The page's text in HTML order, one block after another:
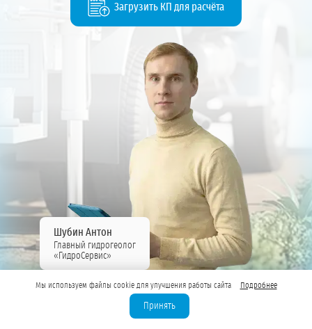
Загрузить КП для расчёта
Шубин Антон
Главный гидрогеолог
«ГидроСервис»
Мы используем файлы cookie для улучшения работы сайта Подробнее
Принять